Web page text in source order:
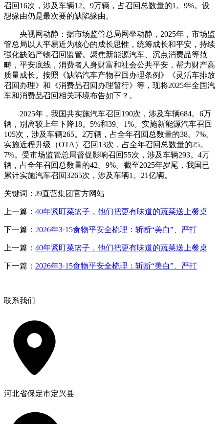
召回16次，涉及车辆12。9万辆，占召回总数量的1。9%。设
想缘由仍是最次要的缺陷缘由。
央视网动静：据市场监管总局网坐动静，2025年，市场监
管总局以人平易近为核心的成长思惟，统筹成长和平安，持续
强化缺陷产物召回监管。聚焦新能源汽车、沉点消费品等范
畴，平安底线，消费者人身财富和社会公共平安，帮力财产高
质量成长。按照《缺陷汽车产物召回办理条例》《灵活车排放
召回办理》和《消费品召回办理暂行》等，现将2025年全国汽
车和消费品召回相关环境布告如下？。
2025年，我国共实施汽车召回190次，涉及车辆684。6万
辆，别离较上年下降18。5%和39。1%。实施新能源汽车召回
105次，涉及车辆265。2万辆，占全年召回总数量的38。7%。
实施近程升级（OTA）召回13次，占全年召回总数量的25。
7%。受市场监管总局督促影响召回55次，涉及车辆293。4万
辆，占全年召回总数量的42。9%。截至2025年岁尾，我国已
累计实施汽车召回3265次，涉及车辆1。21亿辆。
关键词：J9直营集团官方网站
上一篇： 40年紧盯菜篮子，他们把更有味道的蔬菜送上餐桌
下一篇： 2026年3·15食物平安全梳理：斩断“美白”、严打
上一篇： 40年紧盯菜篮子，他们把更有味道的蔬菜送上餐桌
下一篇： 2026年3·15食物平安全梳理：斩断“美白”、严打
联系我们
河北省保定市定兴县